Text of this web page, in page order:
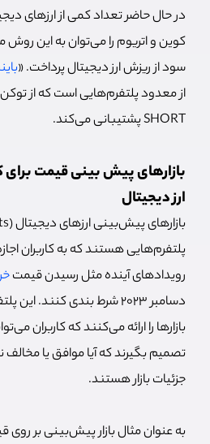
در حال حاضر تعداد کمی از ارزهای
کوین و اتریوم را می‌توان به این
سود از ریزش ارز دیجیتال پرداخت. «
SHORT پشتیبانی می‌کند.
بازارهای پیش بینی قیمت
ارز دیجیتال
پلتفرم‌هایی هستند که به کاربران
رویدادهای آینده مثل رسیدن قیمت
دسامبر 2023 شرط بندی کنند.
بازارها را ارائه می‌کنند که کاربران
تصمیم بگیرند که آیا موافق یا
جزئیات بازار هستند.
به عنوان مثال بازار پیش‌بینی بر